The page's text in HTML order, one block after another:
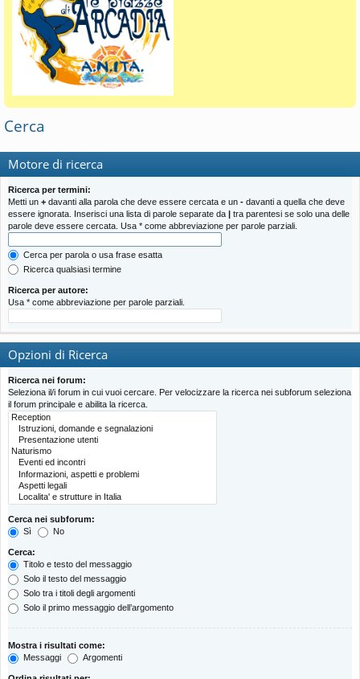
Cerca
Motore di ricerca
Ricerca per termini:
Metti un + davanti alla parola che deve essere cercata e un - davanti a quella che deve
essere ignorata. Inserisci una lista di parole separate da | tra parentesi se solo una delle
parole deve essere cercata. Usa * come abbreviazione per parole parziali.
Cerca per parola o usa frase esatta
Ricerca qualsiasi termine
Ricerca per autore:
Usa * come abbreviazione per parole parziali.
Opzioni di Ricerca
Ricerca nei forum:
Seleziona il/i forum in cui vuoi cercare. Per velocizzare la ricerca nei subforum seleziona
il forum principale e abilita la ricerca.
Cerca nei subforum:
Sì
No
Cerca:
Titolo e testo del messaggio
Solo il testo del messaggio
Solo tra i titoli degli argomenti
Solo il primo messaggio dell’argomento
Mostra i risultati come:
Messaggi
Argomenti